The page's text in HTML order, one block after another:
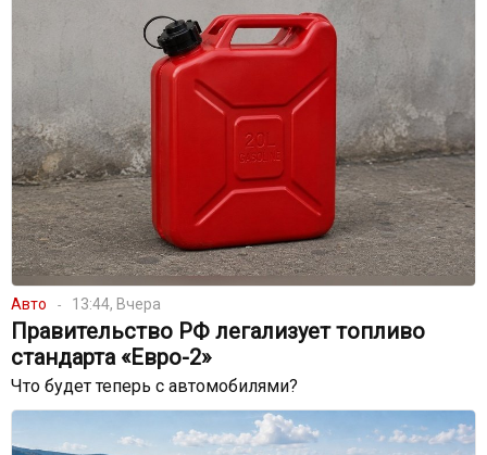
Авто 13:44, Вчера
Правительство РФ легализует топливо
стандарта «Евро-2»
Что будет теперь с автомобилями?